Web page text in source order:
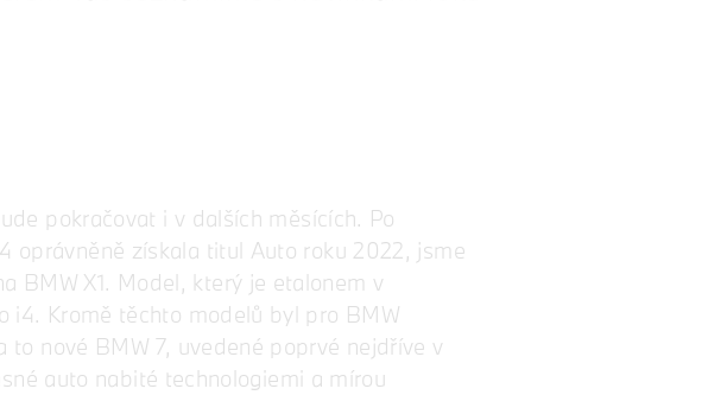
pokračovat i v dalších měsících. Po
oprávněně získala titul Auto roku 2022, jsme
BMW X1. Model, který je etalonem v
i4. Kromě těchto modelů byl pro BMW
nové BMW 7, uvedené poprvé nejdříve v
auto nabité technologiemi a mírou